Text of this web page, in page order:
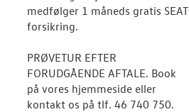
medfølger 1 måneds gratis SEAT
forsikring.
PRØVETUR EFTER
FORUDGÅENDE AFTALE. Book
på vores hjemmeside eller
kontakt os på tlf. 46 740 750.